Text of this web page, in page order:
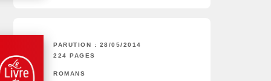
PARUTION : 28/05/2014
224 PAGES
ROMANS